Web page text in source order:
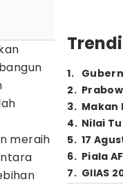
meraih
1.
2.
3. Makan
4. Nilai
5. 17
6. Piala
7. GIIAS